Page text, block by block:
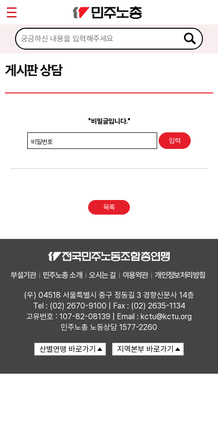
게시판 상담
"비밀글입니다."
비밀번호
목록
부설기관 민주노총 소개 오시는 길 이용약관 개인정보처리방침
(우) 04518 서울특별시 중구 정동길 3 경향신문사 14층
Tel : (02) 2670-9100 | Fax : (02) 2635-1134
고유번호 : 107-82-08139 | Email : kctu@kctu.org
민주노총 노동상담 1577-2260
마이페이지
소개
소식
노동상담
권리찾기수첩 검색
찾아보기
Sketchbook5, 스케치북5
Sketchbook5, 스케치북5